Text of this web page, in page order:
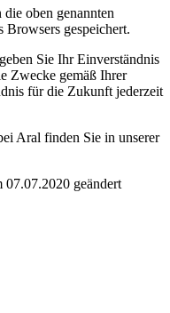
oben genannten
Browsers gespeichert.
Sie Ihr Einverständnis
Zwecke gemäß Ihrer
für die Zukunft jederzeit
Aral finden Sie in unserer
geändert